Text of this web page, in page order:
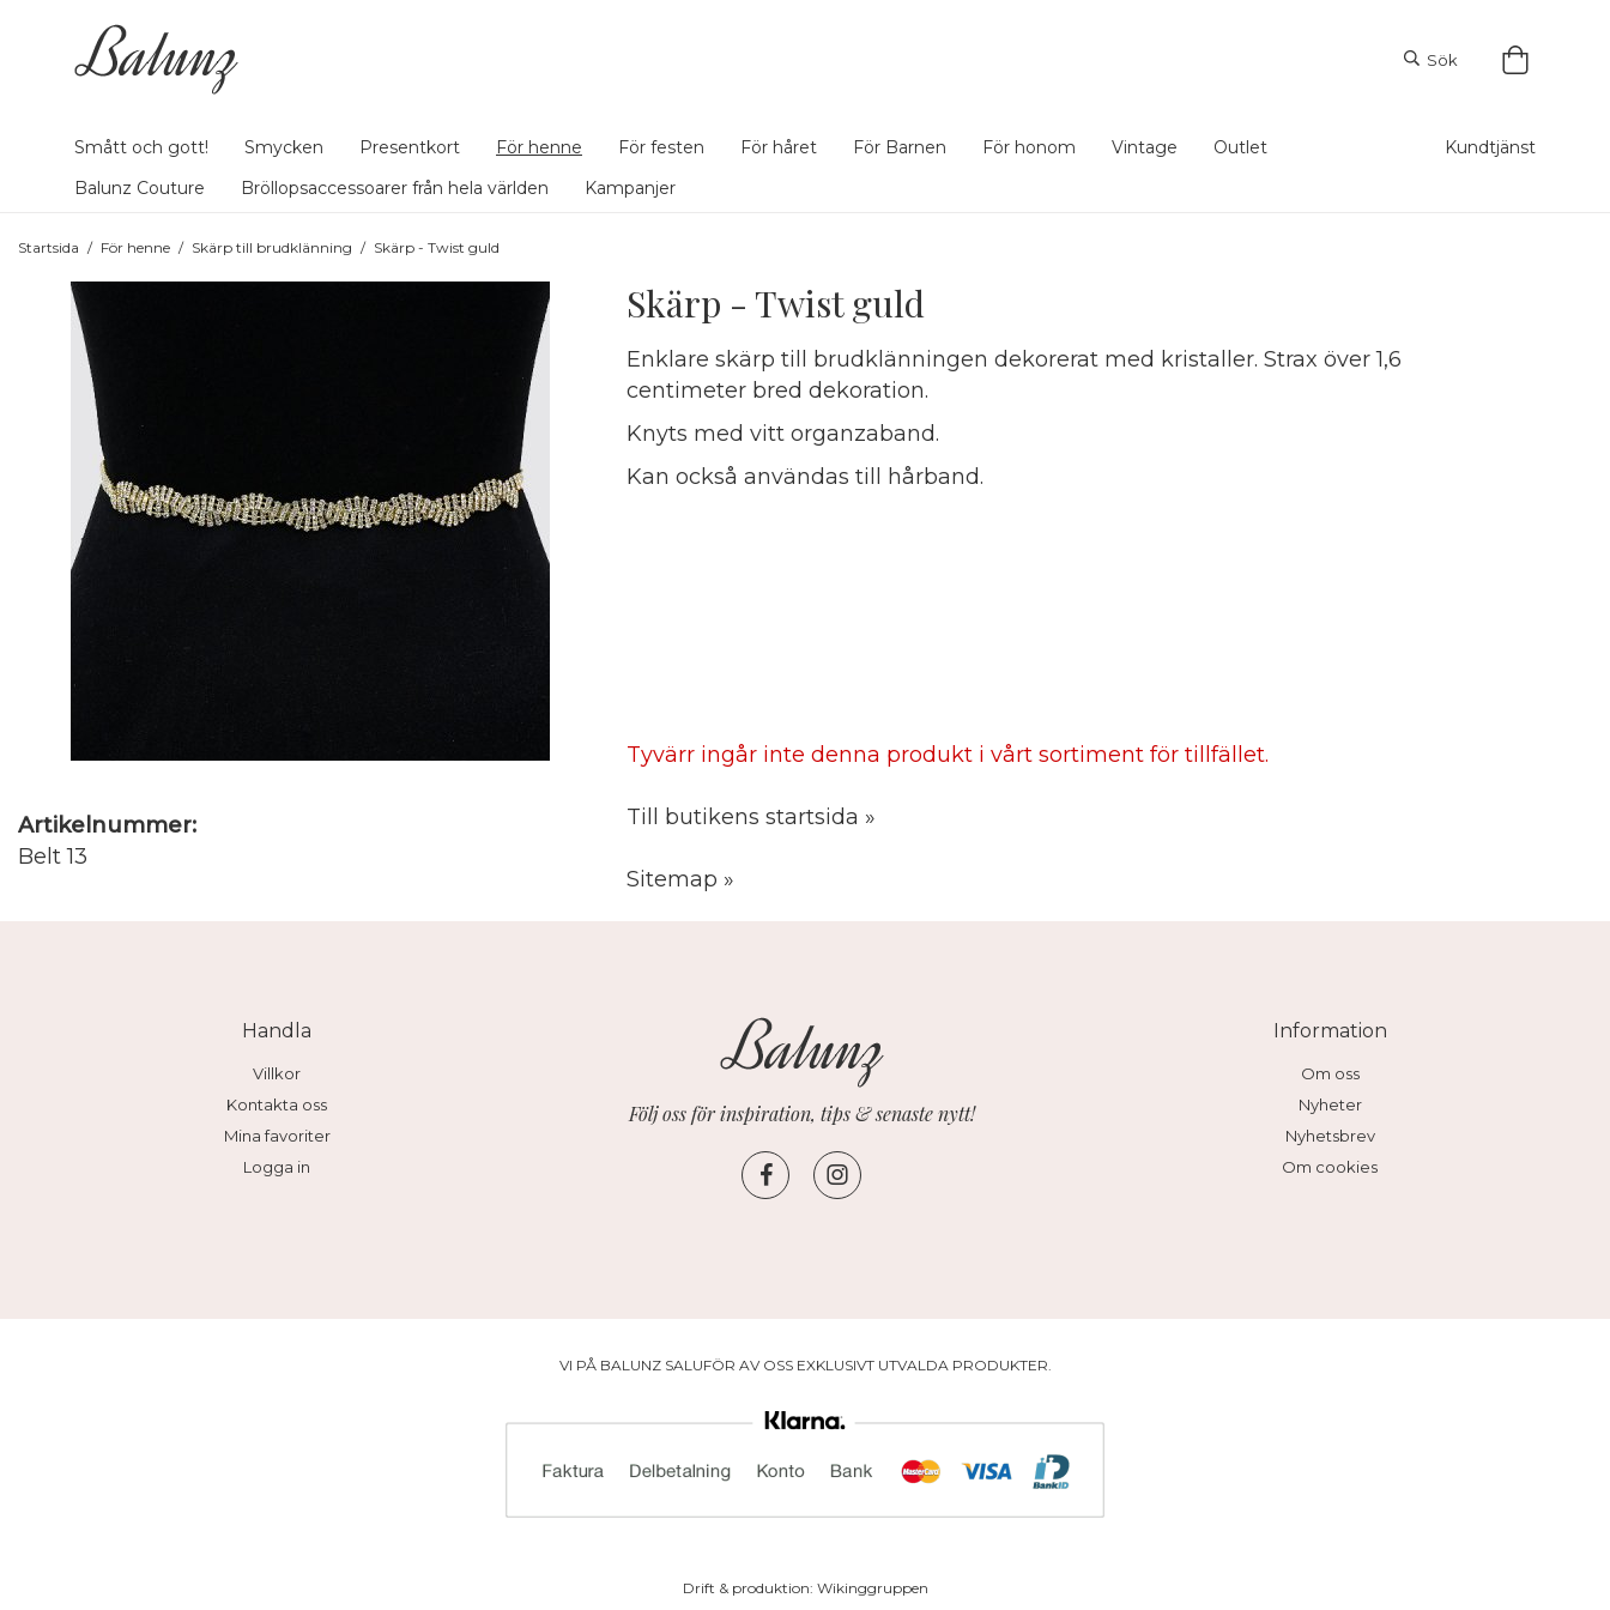
Sök
Smått och gott! Smycken Presentkort För henne För festen För håret För Barnen För honom Vintage
Outlet
Balunz Couture
Bröllopsaccessoarer från hela världen Kampanjer
Kundtjänst
Startsida / För henne / Skärp till brudklänning / Skärp - Twist guld
Skärp - Twist guld
Enklare skärp till brudklänningen dekorerat med kristaller. Strax över 1,6
centimeter bred dekoration.
Knyts med vitt organzaband.
Kan också användas till hårband.
Tyvärr ingår inte denna produkt i vårt sortiment för tillfället.
Till butikens startsida »
Sitemap »
Artikelnummer:
Belt 13
Handla
Villkor
Kontakta oss
Mina favoriter
Logga in
Följ oss för inspiration, tips & senaste nytt!
Information
Om oss
Nyheter
Nyhetsbrev
Om cookies
VI PÅ BALUNZ SALUFÖR AV OSS EXKLUSIVT UTVALDA PRODUKTER.
Drift & produktion: Wikinggruppen